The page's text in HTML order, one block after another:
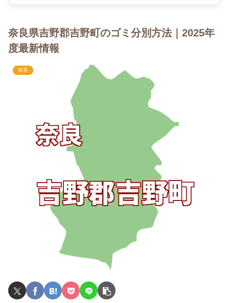
奈良県吉野郡吉野町のゴミ分別方法｜2025年
度最新情報
奈良